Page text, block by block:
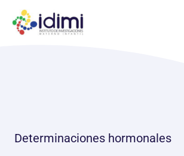
Determinaciones hormonales